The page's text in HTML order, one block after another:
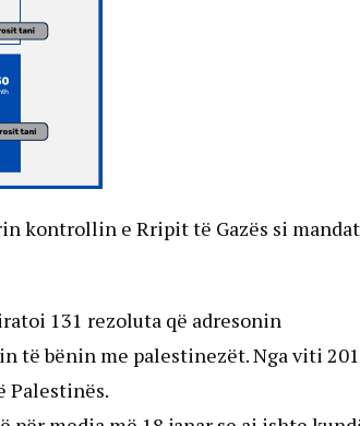
kontrollin e Rripit të Gazës si
131 rezoluta që adresonin
të bënin me palestinezët. Nga viti
Palestinës.